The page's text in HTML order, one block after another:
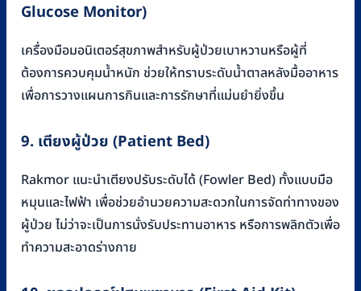
Glucose Monitor)
เครื่องมือมอนิเตอร์สุขภาพสำหรับผู้ป่วยเบาหวานหรือผู้ที่
ต้องการควบคุมน้ำหนัก ช่วยให้ทราบระดับน้ำตาลหลังมื้ออาหาร
เพื่อการวางแผนการกินและการรักษาที่แม่นยำยิ่งขึ้น
9. เตียงผู้ป่วย (Patient Bed)
Rakmor แนะนำเตียงปรับระดับได้ (Fowler Bed) ทั้งแบบมือ
หมุนและไฟฟ้า เพื่อช่วยอำนวยความสะดวกในการจัดท่าทางของ
ผู้ป่วย ไม่ว่าจะเป็นการนั่งรับประทานอาหาร หรือการพลิกตัวเพื่อ
ทำความสะอาดร่างกาย